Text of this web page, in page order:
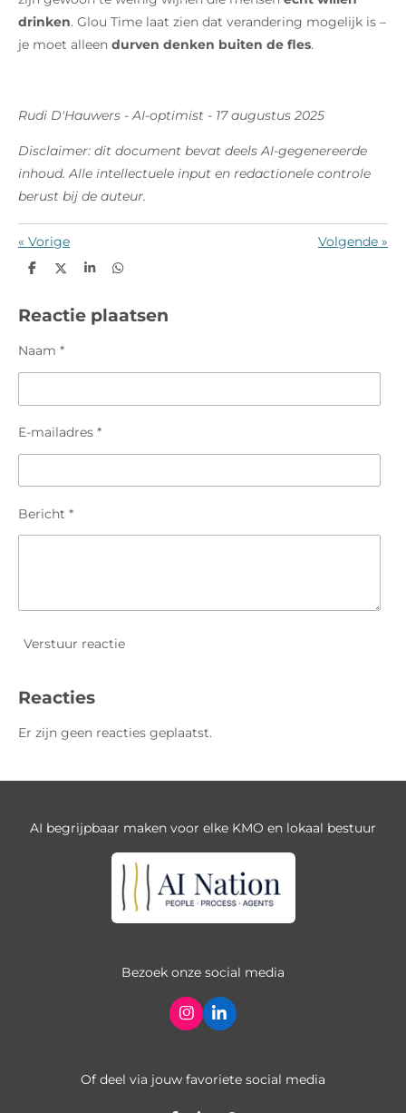
drinken. Glou Time laat zien dat verandering mogelijk is –
je moet alleen durven denken buiten de fles.
Rudi D'Hauwers - AI-optimist - 17 augustus 2025
Disclaimer: dit document bevat deels AI-gegenereerde
inhoud. Alle intellectuele input en redactionele controle
berust bij de auteur.
« Vorige Volgende »
D
e
n
D
l
S
r
e
D
e
n
Reactie plaatsen
Naam *
E-mailadres *
Bericht *
Verstuur reactie
Reacties
Er zijn geen reacties geplaatst.
AI begrijpbaar maken voor elke KMO en lokaal bestuur
Bezoek onze social media
I
n
a
L
i
e
Of deel via jouw favoriete social media